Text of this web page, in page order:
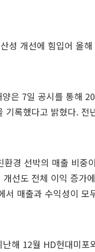
성 개선에 힘입어 올
은 7일 공시를 통해
록했다고 밝혔다. 전
경 선박의 매출 비중
선도 전체 이익 증가
매출과 수익성이 모
해 12월 HD현대미포